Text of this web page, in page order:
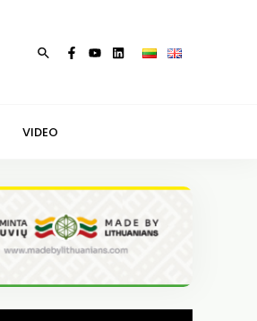
Paieška
VIDEO